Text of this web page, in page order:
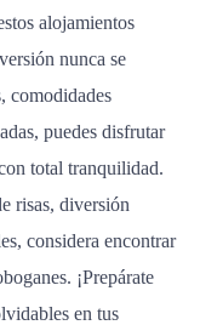
alojamientos
nunca se
comodidades
puedes disfrutar
total tranquilidad.
risas, diversión
considera encontrar
¡Prepárate
en tus